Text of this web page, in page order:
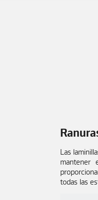
Las
mantener
todas las